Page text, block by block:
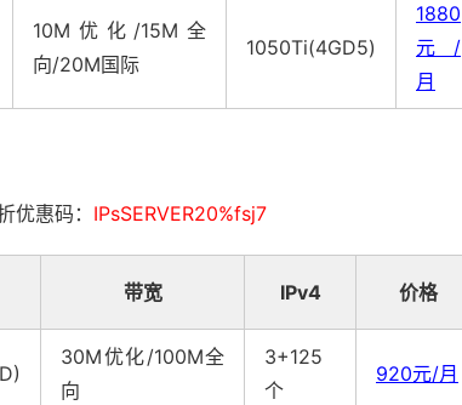
10M优化/15M全
向/20M国际
1050Ti(4GD5)
1880
元/
月
惠码： IPsSERVER20%fsj7
带宽 IPv4 价格
30M优化/100M全
向
3+125
个
920元/月